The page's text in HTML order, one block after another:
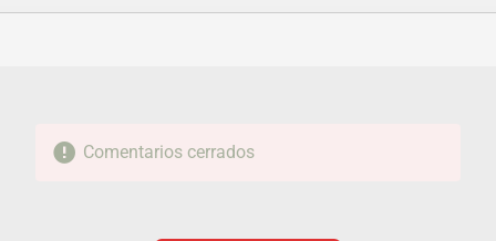
FACEBOOKTWITTERFLIPBOARD
E-
WHATSAPP
Comentarios cerrados